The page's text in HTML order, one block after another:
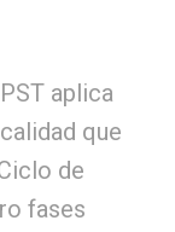
aplica
que
de
fases